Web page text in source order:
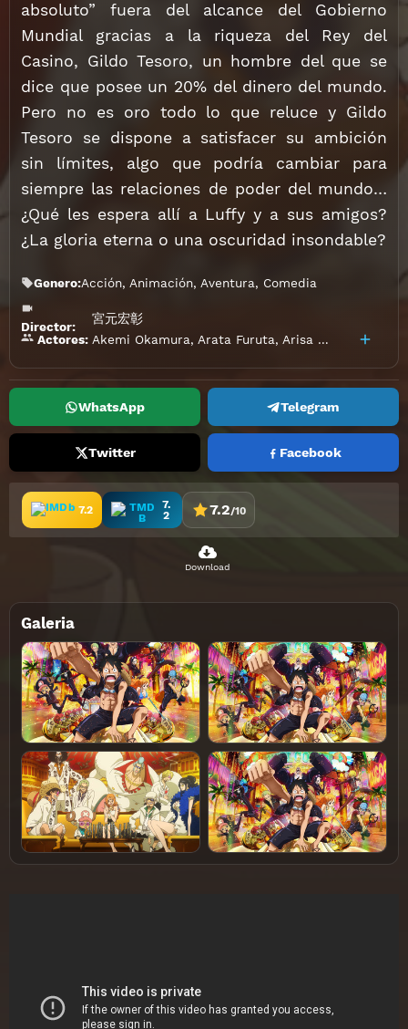
absoluto” fuera del alcance del Gobierno
Mundial gracias a la riqueza del Rey del
Casino, Gildo Tesoro, un hombre del que se
dice que posee un 20% del dinero del mundo.
Pero no es oro todo lo que reluce y Gildo
Tesoro se dispone a satisfacer su ambición
sin límites, algo que podría cambiar para
siempre las relaciones de poder del mundo…
¿Qué les espera allí a Luffy y a sus amigos?
¿La gloria eterna o una oscuridad insondable?
Genero:Acción, Animación, Aventura, Comedia
Director:
宮元宏彰
Actores: Akemi Okamura, Arata Furuta, Arisa Satô Cho
WhatsApp Telegram
Twitter Facebook
7.2
7.
2
7.2/10
Download
Galeria